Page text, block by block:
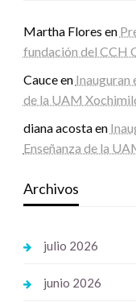
Martha Flores en
fundación del CCH
Cauceen Inauguran
de la UAM
diana acostaen
Enseñanza de la
Archivos
julio 2026
junio 2026